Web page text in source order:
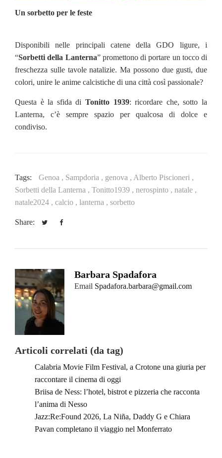
Un sorbetto per le feste
Disponibili nelle principali catene della GDO ligure, i
“Sorbetti della Lanterna” promettono di portare un tocco di
freschezza sulle tavole natalizie. Ma possono due gusti, due
colori, unire le anime calcistiche di una città così passionale?
Questa è la sfida di Tonitto 1939: ricordare che, sotto la
Lanterna, c’è sempre spazio per qualcosa di dolce e
condiviso.
Tags: Genoa , Sampdoria , genova , Alberto Piscioneri ,
Sorbetti della Lanterna , Tonitto1939 , nerospinto , natale ,
natale2024 , calcio , lanterna , sorbetto
Share:
Barbara Spadafora
Email Spadafora.barbara@gmail.com
Articoli correlati (da tag)
Calabria Movie Film Festival, a Crotone una giuria per
raccontare il cinema di oggi
Briisa de Ness: l’hotel, bistrot e pizzeria che racconta
l’anima di Nesso
Jazz:Re:Found 2026, La Niña, Daddy G e Chiara
Pavan completano il viaggio nel Monferrato